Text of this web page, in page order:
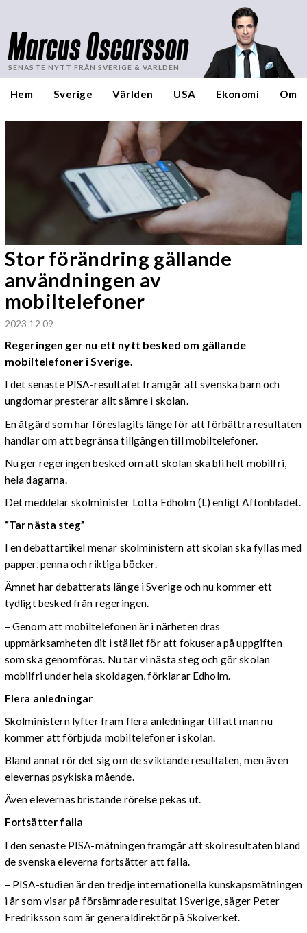
Marcus Oscarsson
SENASTE NYTT FRÅN SVERIGE & VÄRLDEN
Hem Sverige Världen USA Ekonomi Om
Stor förändring gällande
användningen av
mobiltelefoner
2023 12 09
Regeringen ger nu ett nytt besked om gällande
mobiltelefoner i Sverige.
I det senaste PISA-resultatet framgår att svenska barn och
ungdomar presterar allt sämre i skolan.
En åtgärd som har föreslagits länge för att förbättra resultaten
handlar om att begränsa tillgången till mobiltelefoner.
Nu ger regeringen besked om att skolan ska bli helt mobilfri,
hela dagarna.
Det meddelar skolminister Lotta Edholm (L) enligt Aftonbladet.
“Tar nästa steg”
I en debattartikel menar skolministern att skolan ska fyllas med
papper, penna och riktiga böcker.
Ämnet har debatterats länge i Sverige och nu kommer ett
tydligt besked från regeringen.
– Genom att mobiltelefonen är i närheten dras
uppmärksamheten dit i stället för att fokusera på uppgiften
som ska genomföras. Nu tar vi nästa steg och gör skolan
mobilfri under hela skoldagen, förklarar Edholm.
Flera anledningar
Skolministern lyfter fram flera anledningar till att man nu
kommer att förbjuda mobiltelefoner i skolan.
Bland annat rör det sig om de sviktande resultaten, men även
elevernas psykiska mående.
Även elevernas bristande rörelse pekas ut.
Fortsätter falla
I den senaste PISA-mätningen framgår att skolresultaten bland
de svenska eleverna fortsätter att falla.
– PISA-studien är den tredje internationella kunskapsmätningen
i år som visar på försämrade resultat i Sverige, säger Peter
Fredriksson som är generaldirektör på Skolverket.